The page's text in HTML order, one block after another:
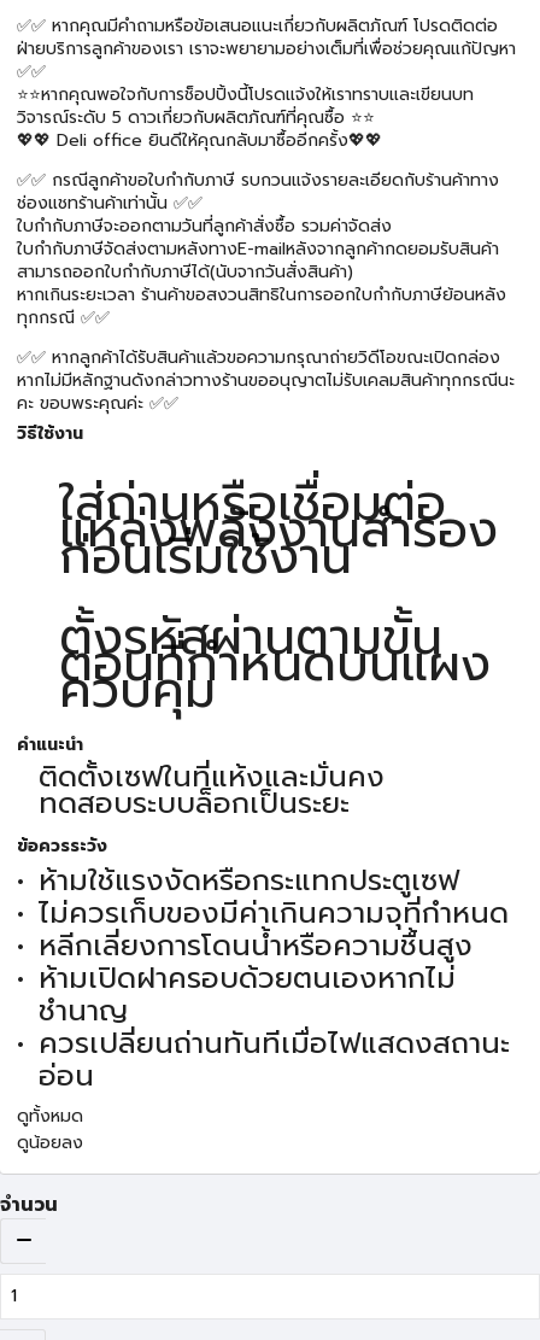
✅✅ หากคุณมีคำถามหรือข้อเสนอแนะเกี่ยวกับผลิตภัณฑ์ โปรดติดต่อ
ฝ่ายบริการลูกค้าของเรา เราจะพยายามอย่างเต็มที่เพื่อช่วยคุณแก้ปัญหา
✅✅
⭐⭐หากคุณพอใจกับการช็อปปิ้งนี้โปรดแจ้งให้เราทราบและเขียนบท
วิจารณ์ระดับ 5 ดาวเกี่ยวกับผลิตภัณฑ์ที่คุณซื้อ ⭐⭐
💖💖 Deli office ยินดีให้คุณกลับมาซื้ออีกครั้ง💖💖
✅✅ กรณีลูกค้าขอใบกำกับภาษี รบกวนแจ้งรายละเอียดกับร้านค้าทาง
ช่องแชทร้านค้าเท่านั้น ✅✅
ใบกำกับภาษีจะออกตามวันที่ลูกค้าสั่งซื้อ รวมค่าจัดส่ง
ใบกำกับภาษีจัดส่งตามหลังทางE-mailหลังจากลูกค้ากดยอมรับสินค้า
สามารถออกใบกำกับภาษีได้(นับจากวันสั่งสินค้า)
หากเกินระยะเวลา ร้านค้าขอสงวนสิทธิในการออกใบกำกับภาษีย้อนหลัง
ทุกกรณี ✅✅
✅✅ หากลูกค้าได้รับสินค้าแล้วขอความกรุณาถ่ายวิดีโอขณะเปิดกล่อง
หากไม่มีหลักฐานดังกล่าวทางร้านขออนุญาตไม่รับเคลมสินค้าทุกกรณีนะ
คะ ขอบพระคุณค่ะ ✅✅
วิธีใช้งาน
ใส่ถ่านหรือเชื่อมต่อ
แหล่งพลังงานสำรอง
ก่อนเริ่มใช้งาน
ตั้งรหัสผ่านตามขั้น
ตอนที่กำหนดบนแผง
ควบคุม
คำแนะนำ
ติดตั้งเซฟในที่แห้งและมั่นคง
ทดสอบระบบล็อกเป็นระยะ
ข้อควรระวัง
ห้ามใช้แรงงัดหรือกระแทกประตูเซฟ
ไม่ควรเก็บของมีค่าเกินความจุที่กำหนด
หลีกเลี่ยงการโดนน้ำหรือความชื้นสูง
ห้ามเปิดฝาครอบด้วยตนเองหากไม่
ชำนาญ
ควรเปลี่ยนถ่านทันทีเมื่อไฟแสดงสถานะ
อ่อน
ดูทั้งหมด
ดูน้อยลง
จำนวน